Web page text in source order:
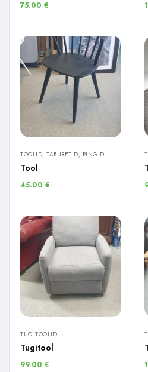
75.00 €
TOOLID, TABURETID, PINGID
Tool
45.00 €
TUGITOOLID
Tugitool
99.00 €